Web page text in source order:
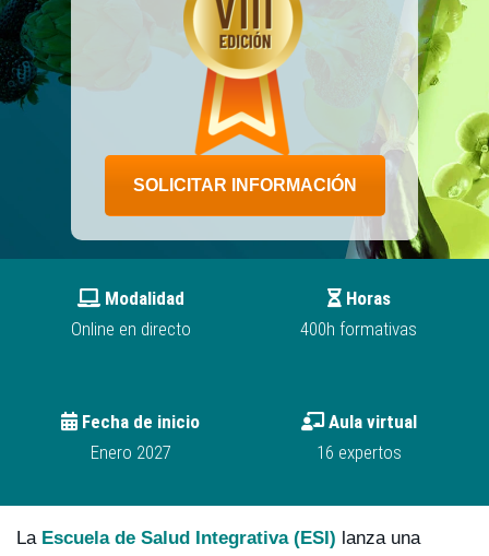
SOLICITAR INFORMACIÓN
Modalidad
Online en directo
Horas
400h formativas
Fecha de inicio
Enero 2027
Aula virtual
16 expertos
La Escuela de Salud Integrativa (ESI) lanza una